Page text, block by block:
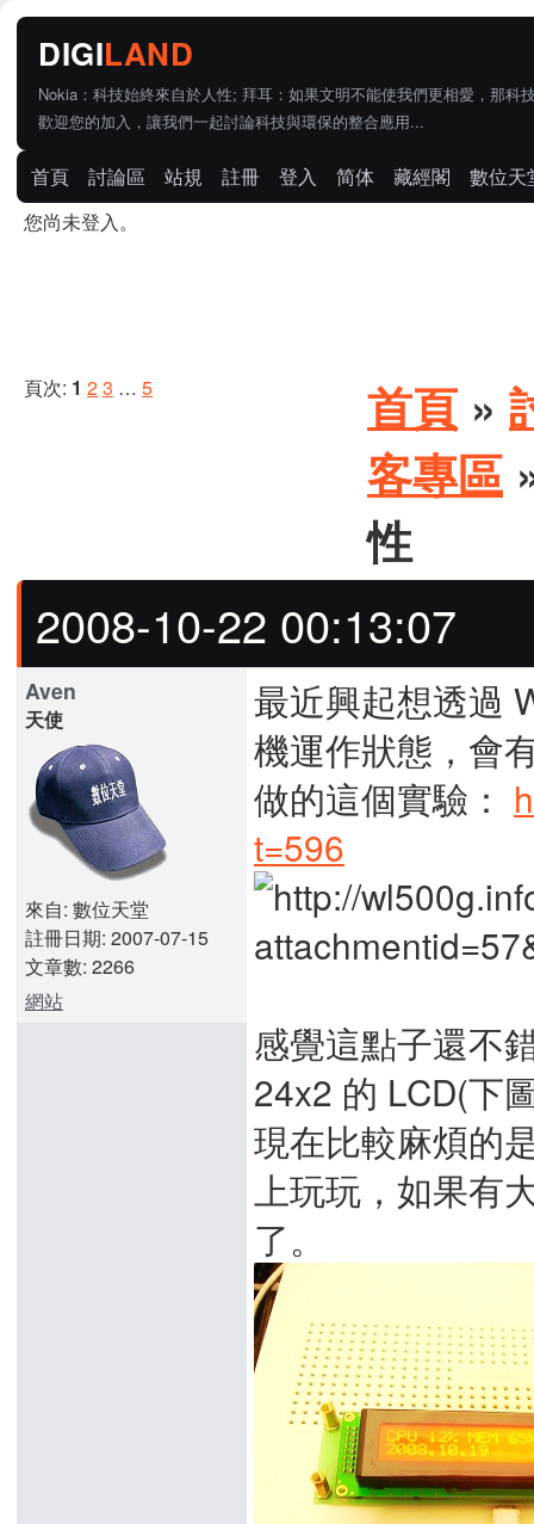
Nokia：科技始終來自於人性; 拜耳：如果文明不能使我們更相愛，那科
歡迎您的加入，讓我們一起討論科技與環保的整合應用...
首頁 討論區 站規 註冊 登入 简体 藏經閣
數位天
您尚未登入。
頁次: 1 23 … 5 首頁 »
客專區
性
2008-10-22 00:13:07
Aven
天使
來自: 數位天堂
註冊日期: 2007-07-15
文章數: 2266
網站
最近興起想透過
機運作狀態，會
做的這個實驗：
t=596
感覺這點子還不
24x2 的 LCD(下
現在比較麻煩的
上玩玩，如果有
了。